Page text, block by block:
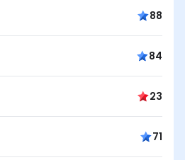
88
84
23
71